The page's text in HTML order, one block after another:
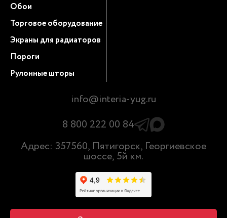
Обои
Торговое оборудование
Экраны для радиаторов
Пороги
Рулонные шторы
info@interia-yug.ru
8 800 222 00 84
Адрес: 357560, Пятигорск, Георгиевское
шоссе, 5й км.